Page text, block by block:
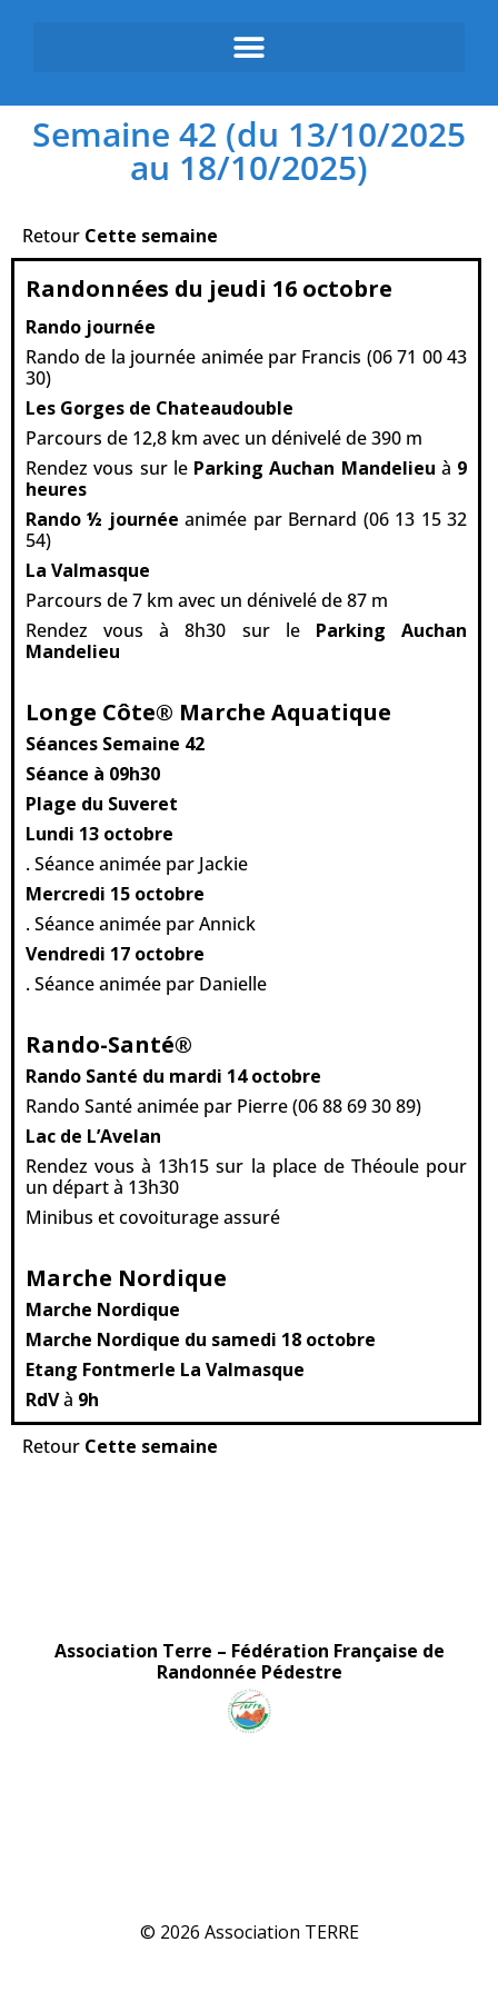
Semaine 42 (du 13/10/2025
au 18/10/2025)
Retour Cette semaine
Randonnées du jeudi 16 octobre
Rando journée
Rando de la journée animée par Francis (06 71 00 43
30)
Les Gorges de Chateaudouble
Parcours de 12,8 km avec un dénivelé de 390 m
Rendez vous sur le Parking Auchan Mandelieu à 9
heures
Rando ½ journée animée par Bernard (06 13 15 32
54)
La Valmasque
Parcours de 7 km avec un dénivelé de 87 m
Rendez vous à 8h30 sur le Parking Auchan
Mandelieu
Longe Côte® Marche Aquatique
Séances Semaine 42
Séance à 09h30
Plage du Suveret
Lundi 13 octobre
. Séance animée par Jackie
Mercredi 15 octobre
. Séance animée par Annick
Vendredi 17 octobre
. Séance animée par Danielle
Rando-Santé®
Rando Santé du mardi 14 octobre
Rando Santé animée par Pierre (06 88 69 30 89)
Lac de L’Avelan
Rendez vous à 13h15 sur la place de Théoule pour
un départ à 13h30
Minibus et covoiturage assuré
Marche Nordique
Marche Nordique
Marche Nordique du samedi 18 octobre
Etang Fontmerle La Valmasque
RdVà 9h
Retour Cette semaine
Association Terre – Fédération Française de
Randonnée Pédestre
© 2026 Association TERRE